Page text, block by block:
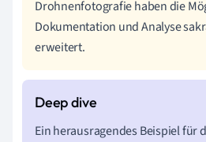
Drohnenfotografie haben die
Dokumentation und Analyse
erweitert.
Ein herausragendes Beispiel für